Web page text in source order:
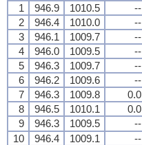
1
946.9 1010.5 --
2
946.4 1010.0 --
3
946.1 1009.7 --
4
946.0 1009.5 --
5
946.3 1009.7 --
6
946.2 1009.6 --
7
946.3 1009.8 0.0
8
946.5 1010.1 0.0
9
946.3 1009.5 --
10
946.4 1009.1 --